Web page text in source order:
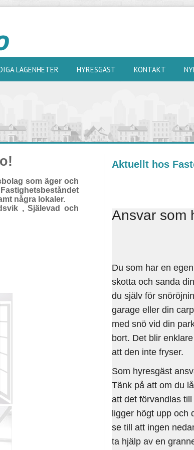
LÄGENHETER HYRESGÄST KONTAKT
som äger och
några lokaler.
, Själevad och
Aktuellt hos
Ansvar som
Du som har en
skotta och sanda
du själv för
garage eller din
med snö vid din
bort. Det blir
att den inte fryser.
Som hyresgäst
Tänk på att om du
att det förvandlas
ligger högt upp och
se till att ingen
ta hjälp av en